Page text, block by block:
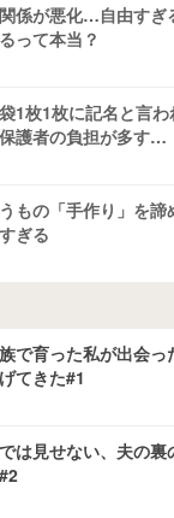
係が悪化…自由すぎ
って本当？
1枚1枚に記名と言
護者の負担が多す…
もの「手作り」を
ぎる
で育った私が出会
てきた#1
は見せない、夫の裏